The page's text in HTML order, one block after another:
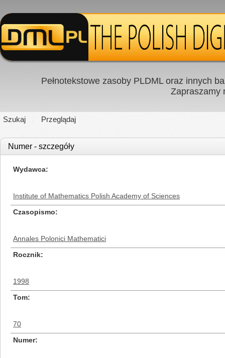
Pełnotekstowe zasoby PLDML oraz innych
Zapraszamy
Szukaj Przeglądaj
Numer - szczegóły
Wydawca
Institute of Mathematics Polish Academy of Sciences
Czasopismo
Annales Polonici Mathematici
Rocznik
1998
Tom
70
Numer